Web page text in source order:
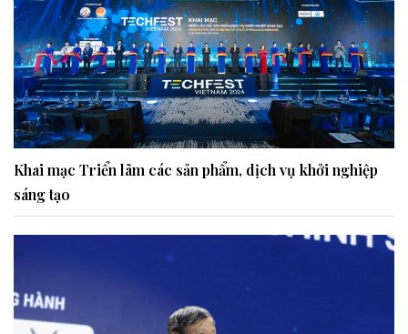
Khai mạc Triển lãm các sản phẩm, dịch vụ khởi nghiệp
sáng tạo